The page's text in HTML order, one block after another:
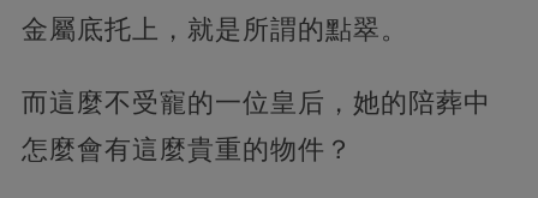
金屬底托上，就是所謂的點翠。
而這麼不受寵的一位皇后，她的陪葬中
怎麼會有這麼貴重的物件？